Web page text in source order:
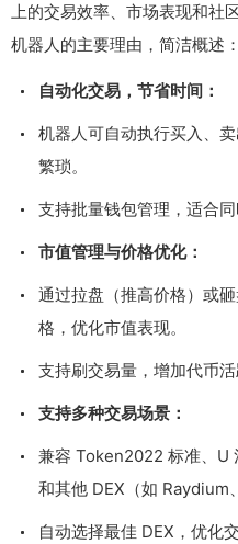
上的交易效率、市场表现和社
机器人的主要理由，简洁概述：
自动化交易，节省时间：
机器人可自动执行买入、
繁琐。
支持批量钱包管理，适合
市值管理与价格优化：
通过拉盘（推高价格）或
格，优化市值表现。
支持刷交易量，增加代币
支持多种交易场景：
兼容 Token2022 标准、U
和其他 DEX（如 Raydium
自动选择最佳 DEX，优化